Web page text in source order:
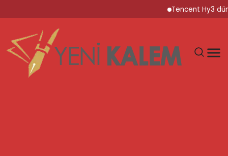
Tencent Hy3 dünya